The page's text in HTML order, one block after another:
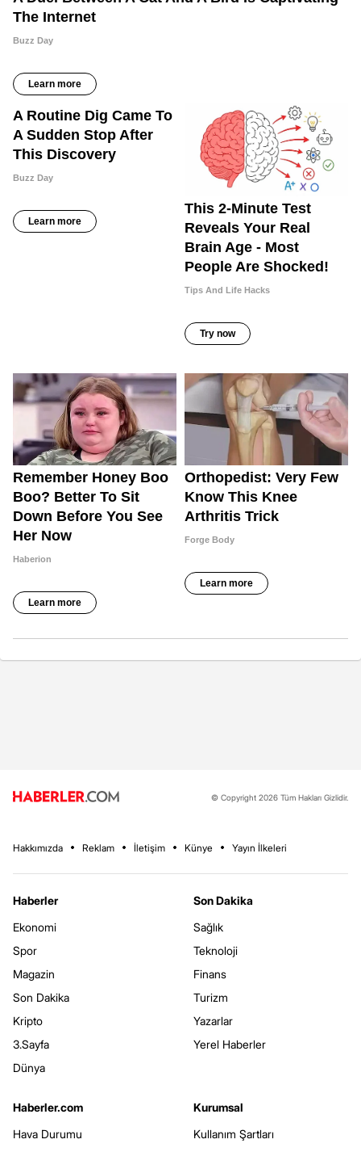
© Copyright 2026 Tüm Hakları Gizlidir.
Hakkımızda Reklam İletişim Künye Yayın İlkeleri
Haberler
Ekonomi
Spor
Magazin
Son Dakika
Kripto
3.Sayfa
Dünya
Son Dakika
Sağlık
Teknoloji
Finans
Turizm
Yazarlar
Yerel Haberler
Haberler.com
Hava Durumu
Kurumsal
Kullanım Şartları